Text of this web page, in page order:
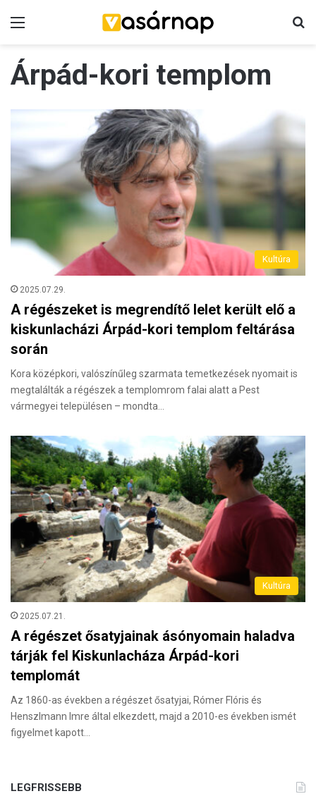
Árpád-kori templom
Kultúra
2025.07.29.
A régészeket is megrendítő lelet került elő a
kiskunlacházi Árpád-kori templom feltárása
során
Kora középkori, valószínűleg szarmata temetkezések nyomait is
megtalálták a régészek a templomrom falai alatt a Pest
vármegyei településen – mondta…
Kultúra
2025.07.21.
A régészet ősatyjainak ásónyomain haladva
tárják fel Kiskunlacháza Árpád-kori
templomát
Az 1860-as években a régészet ősatyjai, Rómer Flóris és
Henszlmann Imre által elkezdett, majd a 2010-es években ismét
figyelmet kapott…
LEGFRISSEBB